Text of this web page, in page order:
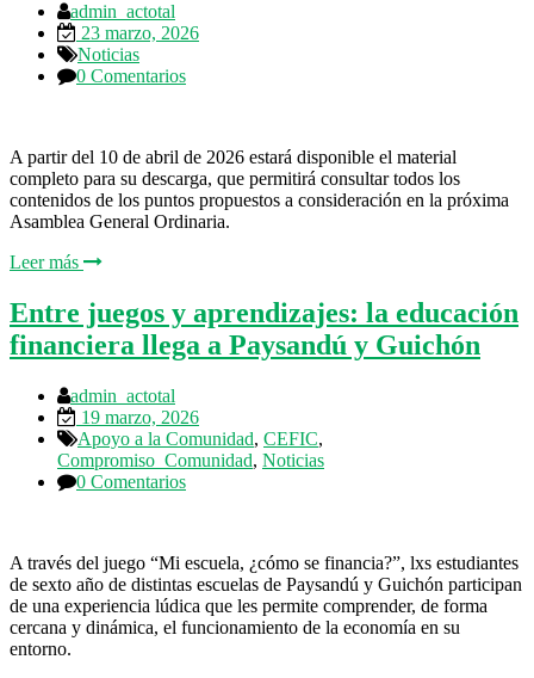
admin_actotal
23 marzo, 2026
Noticias
0 Comentarios
A partir del 10 de abril de 2026 estará disponible el material
completo para su descarga, que permitirá consultar todos los
contenidos de los puntos propuestos a consideración en la próxima
Asamblea General Ordinaria.
Leer más
Entre juegos y aprendizajes: la educación
financiera llega a Paysandú y Guichón
admin_actotal
19 marzo, 2026
Apoyo a la Comunidad, CEFIC,
Compromiso_Comunidad, Noticias
0 Comentarios
A través del juego “Mi escuela, ¿cómo se financia?”, lxs estudiantes
de sexto año de distintas escuelas de Paysandú y Guichón participan
de una experiencia lúdica que les permite comprender, de forma
cercana y dinámica, el funcionamiento de la economía en su
entorno.